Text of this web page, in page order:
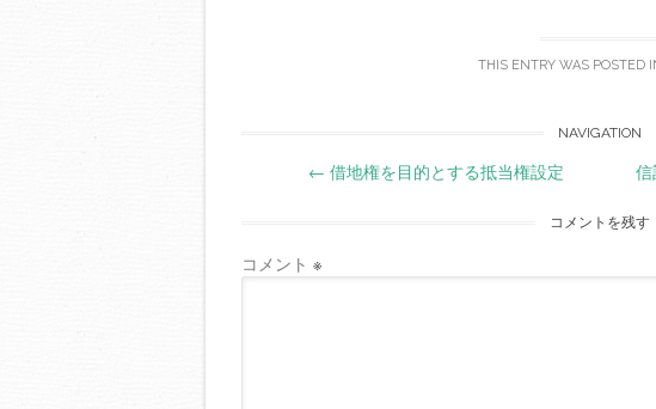
THIS ENTRY WAS POSTED
navigation
NAVIGATION
← 借地権を目的とする抵当権設定
コメントを残す
コメント ※